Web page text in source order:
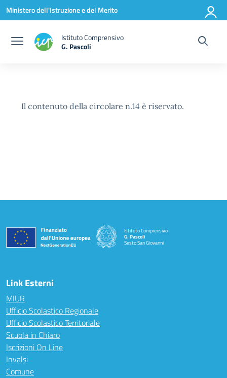
Vai ai contenuti
Vai al menu di navigazione
Vai al footer
Ministero dell'Istruzione e del Merito
Istituto Comprensivo
G. Pascoli
Il contenuto della circolare n.14 è riservato.
Istituto Comprensivo
G. Pascoli
Sesto San Giovanni
Link Esterni
MIUR
Ufficio Scolastico Regionale
Ufficio Scolastico Territoriale
Scuola in Chiaro
Iscrizioni On Line
Invalsi
Comune